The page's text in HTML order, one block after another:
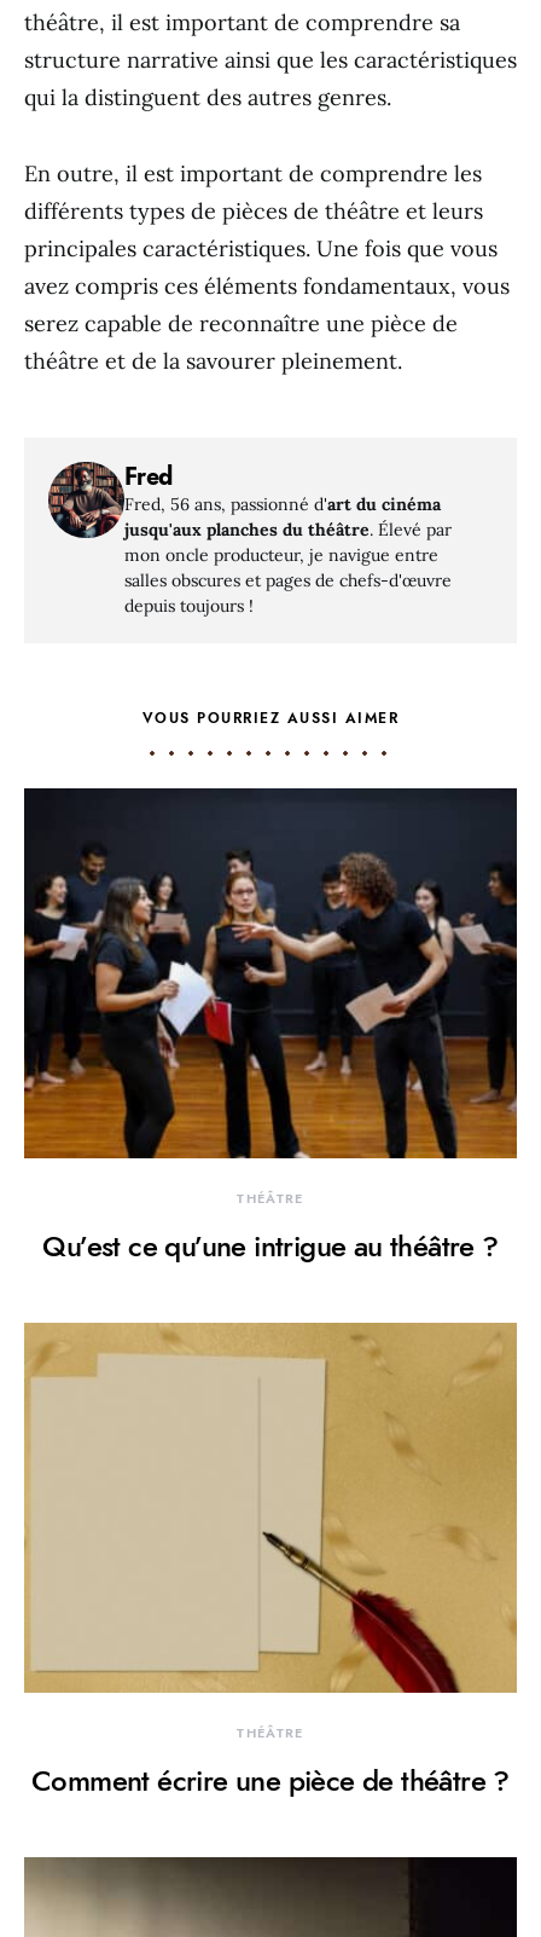
théâtre, il est important de comprendre sa
structure narrative ainsi que les caractéristiques
qui la distinguent des autres genres.
En outre, il est important de comprendre les
différents types de pièces de théâtre et leurs
principales caractéristiques. Une fois que vous
avez compris ces éléments fondamentaux, vous
serez capable de reconnaître une pièce de
théâtre et de la savourer pleinement.
Fred
Fred, 56 ans, passionné d'art du cinéma
jusqu'aux planches du théâtre. Élevé par
mon oncle producteur, je navigue entre
salles obscures et pages de chefs-d'œuvre
depuis toujours !
VOUS POURRIEZ AUSSI AIMER
THÉÂTRE
Qu’est ce qu’une intrigue au théâtre ?
THÉÂTRE
Comment écrire une pièce de théâtre ?